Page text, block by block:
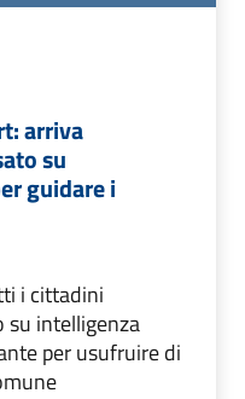
arriva
su
guidare i
i cittadini
su intelligenza
per usufruire di